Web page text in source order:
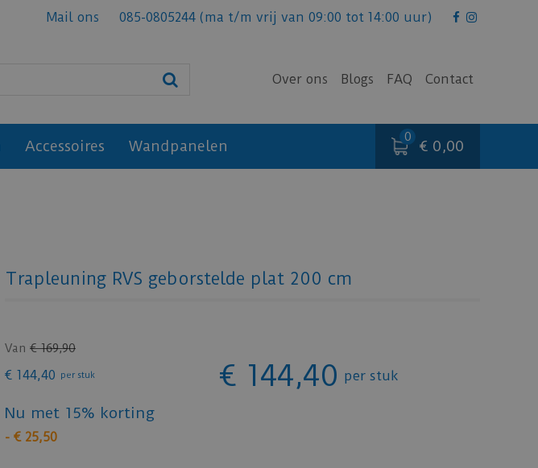
Mail ons 085-0805244 (ma t/m vrij van 09:00 tot 14:00 uur)
Over ons Blogs FAQ Contact
Accessoires Wandpanelen € 0,00
Trapleuning RVS geborstelde plat 200 cm
Van € 169,90
€ 144,40 per stuk € 144,40 per stuk
Nu met 15% korting
- € 25,50